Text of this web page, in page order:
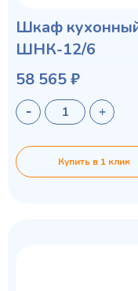
Шкаф
ШНК-12/6
58 565 ₽
Купить в 1 клик